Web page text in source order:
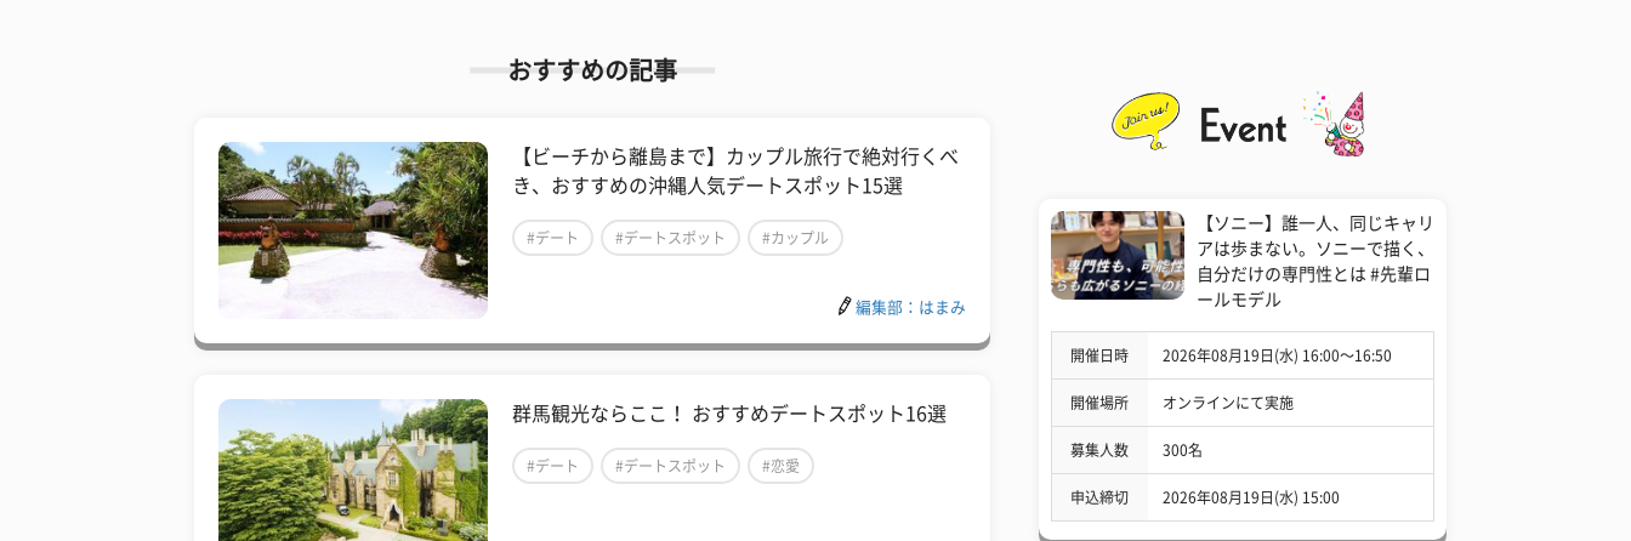
おすすめの記事
【ビーチから離島まで】カップル旅行で絶対行くべ
き、おすすめの沖縄人気デートスポット15選
#デート #デートスポット #カップル
編集部：はまみ
群馬観光ならここ！ おすすめデートスポット16選
#デート #デートスポット #恋愛
【ソニー】誰一人、同じキャリ
アは歩まない。ソニーで描く、
自分だけの専門性とは #先輩ロ
ールモデル
開催日時 2026年08月19日(水) 16:00〜16:50
開催場所 オンラインにて実施
募集人数 300名
申込締切 2026年08月19日(水) 15:00